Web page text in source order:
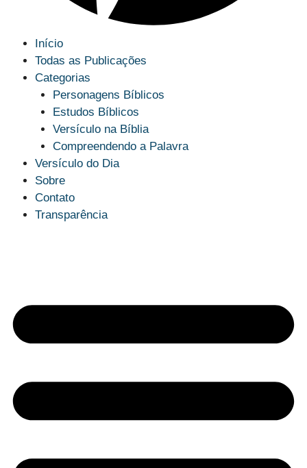
Início
Todas as Publicações
Categorias
Personagens Bíblicos
Estudos Bíblicos
Versículo na Bíblia
Compreendendo a Palavra
Versículo do Dia
Sobre
Contato
Transparência